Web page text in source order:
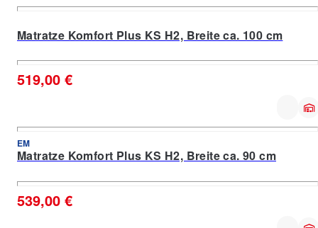
Matratze Komfort Plus KS H2, Breite ca. 100 cm
519,00 €
EM
Matratze Komfort Plus KS H2, Breite ca. 90 cm
539,00 €